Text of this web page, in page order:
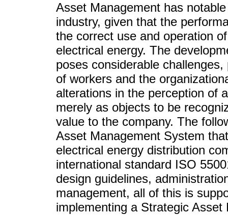
Asset Management has
industry, given that the
the correct use and operation
electrical energy. The
poses considerable
of workers and the
alterations in the perception of
merely as objects to be
value to the company. The
Asset Management System
electrical energy distribution
international standard ISO
design guidelines,
management, all of this is
implementing a Strategic Asset